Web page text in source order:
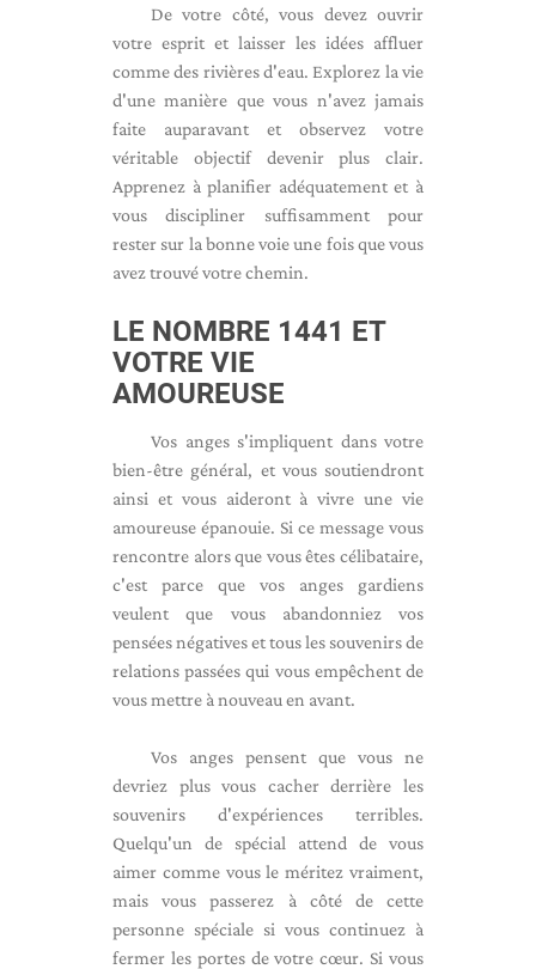
De votre côté, vous devez ouvrir
votre esprit et laisser les idées affluer
comme des rivières d'eau. Explorez la vie
d'une manière que vous n'avez jamais
faite auparavant et observez votre
véritable objectif devenir plus clair.
Apprenez à planifier adéquatement et à
vous discipliner suffisamment pour
rester sur la bonne voie une fois que vous
avez trouvé votre chemin.
LE NOMBRE 1441 ET
VOTRE VIE
AMOUREUSE
Vos anges s'impliquent dans votre
bien-être général, et vous soutiendront
ainsi et vous aideront à vivre une vie
amoureuse épanouie. Si ce message vous
rencontre alors que vous êtes célibataire,
c'est parce que vos anges gardiens
veulent que vous abandonniez vos
pensées négatives et tous les souvenirs de
relations passées qui vous empêchent de
vous mettre à nouveau en avant.
Vos anges pensent que vous ne
devriez plus vous cacher derrière les
souvenirs d'expériences terribles.
Quelqu'un de spécial attend de vous
aimer comme vous le méritez vraiment,
mais vous passerez à côté de cette
personne spéciale si vous continuez à
fermer les portes de votre cœur. Si vous